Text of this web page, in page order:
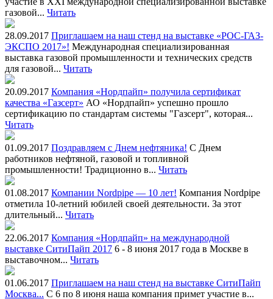
газовой... Читать
28.09.2017 Приглашаем на наш стенд на выставке «РОС-ГАЗ-
ЭКСПО 2017»! Международная специализированная
выставка газовой промышленности и технических средств
для газовой... Читать
20.09.2017 Компания «Нордпайп» получила сертификат
качества «Газсерт» АО «Нордпайп» успешно прошло
сертификацию по стандартам системы "Газсерт", которая...
Читать
01.09.2017 Поздравляем с Днем нефтяника! С Днем
работников нефтяной, газовой и топливной
промышленности! Традиционно в... Читать
01.08.2017 Компании Nordpipe — 10 лет! Компания Nordpipe
отметила 10-летний юбилей своей деятельности. За этот
длительный... Читать
22.06.2017 Компания «Нордпайп» на международной
выставке СитиПайп 2017 6 - 8 июня 2017 года в Москве в
выставочном... Читать
01.06.2017 Приглашаем на наш стенд на выставке СитиПайп
Москва... С 6 по 8 июня наша компания примет участие в...